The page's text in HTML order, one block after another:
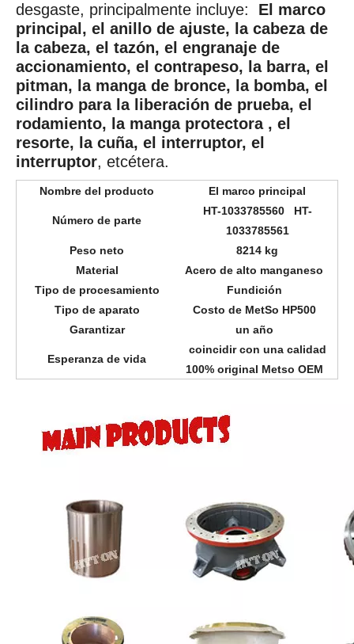
desgaste, principalmente incluye: El marco
principal, el anillo de ajuste, la cabeza de
la cabeza, el tazón, el engranaje de
accionamiento, el contrapeso, la barra, el
pitman, la manga de bronce, la bomba, el
cilindro para la liberación de prueba, el
rodamiento, la manga protectora , el
resorte, la cuña, el interruptor, el
interruptor, etcétera.
Nombre del producto El marco principal
Número de parte
HT-1033785560 HT-
1033785561
Peso neto
8214 kg
Material
Acero de alto manganeso
Tipo de procesamiento
Fundición
Tipo de aparato
Costo de MetSo HP500
Garantizar
un año
Esperanza de vida
coincidir con una calidad
100% original Metso OEM